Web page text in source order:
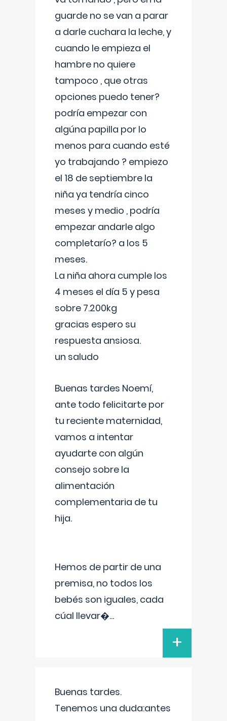
guarde no se van a parar
a darle cuchara la leche, y
cuando le empieza el
hambre no quiere
tampoco , que otras
opciones puedo tener?
podría empezar con
algúna papilla por lo
menos para cuando esté
yo trabajando ? empiezo
el 18 de septiembre la
niña ya tendría cinco
meses y medio , podría
empezar andarle algo
completarío? a los 5
meses.
La niña ahora cumple los
4 meses el día 5 y pesa
sobre 7.200kg
gracias espero su
respuesta ansiosa.
un saludo
Buenas tardes Noemí,
ante todo felicitarte por
tu reciente maternidad,
vamos a intentar
ayudarte con algún
consejo sobre la
alimentación
complementaria de tu
hija.
Hemos de partir de una
premisa, no todos los
bebés son iguales, cada
cúal llevar�...
+
Buenas tardes.
Tenemos una duda:antes